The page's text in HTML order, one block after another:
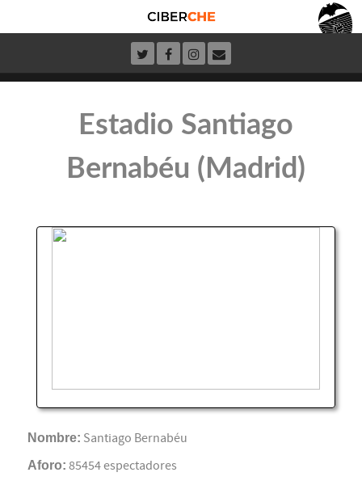
Estadio Santiago
Bernabéu (Madrid)
Nombre: Santiago Bernabéu
Aforo: 85454 espectadores